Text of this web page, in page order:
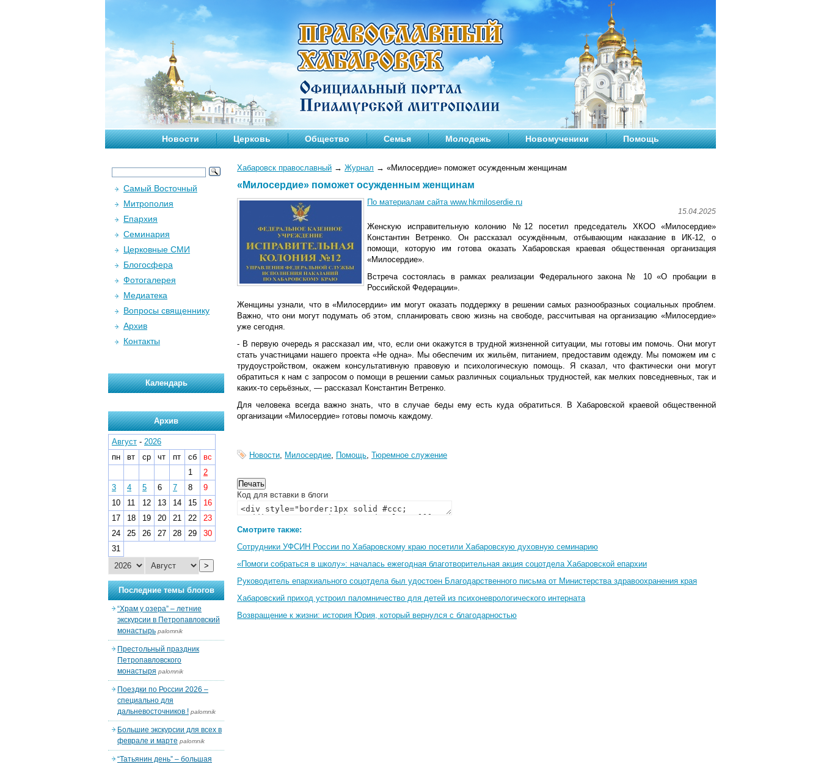
Новости Церковь Общество Семья Молодежь Новомученики Помощь
Хабаровск православный → Журнал → «Милосердие» поможет осужденным женщинам
«Милосердие» поможет осужденным женщинам
По материалам сайта www.hkmiloserdie.ru
15.04.2025
Женскую исправительную колонию №12 посетил председатель ХКОО «Милосердие»
Константин Ветренко. Он рассказал осуждённым, отбывающим наказание в ИК-12, о
помощи, которую им готова оказать Хабаровская краевая общественная организация
«Милосердие».
Встреча состоялась в рамках реализации Федерального закона № 10 «О пробации в
Российской Федерации».
Женщины узнали, что в «Милосердии» им могут оказать поддержку в решении самых разнообразных социальных проблем.
Важно, что они могут подумать об этом, спланировать свою жизнь на свободе, рассчитывая на организацию «Милосердие»
уже сегодня.
- В первую очередь я рассказал им, что, если они окажутся в трудной жизненной ситуации, мы готовы им помочь. Они могут
стать участницами нашего проекта «Не одна». Мы обеспечим их жильём, питанием, предоставим одежду. Мы поможем им с
трудоустройством, окажем консультативную правовую и психологическую помощь. Я сказал, что фактически они могут
обратиться к нам с запросом о помощи в решении самых различных социальных трудностей, как мелких повседневных, так и
каких-то серьёзных, — рассказал Константин Ветренко.
Для человека всегда важно знать, что в случае беды ему есть куда обратиться. В Хабаровской краевой общественной
организации «Милосердие» готовы помочь каждому.
Новости, Милосердие, Помощь, Тюремное служение
Код для вставки в блоги
Смотрите также:
Сотрудники УФСИН России по Хабаровскому краю посетили Хабаровскую духовную семинарию
«Помоги собраться в школу»: началась ежегодная благотворительная акция соцотдела Хабаровской епархии
Руководитель епархиального соцотдела был удостоен Благодарственного письма от Министерства здравоохранения края
Хабаровский приход устроил паломничество для детей из психоневрологического интерната
Возвращение к жизни: история Юрия, который вернулся с благодарностью
Самый Восточный
Митрополия
Епархия
Семинария
Церковные СМИ
Блогосфера
Фотогалерея
Медиатека
Вопросы священнику
Архив
Контакты
Календарь
Архив
Август - 2026
пн
вт ср чт пт сб
вс
1
2
3
4 5 6 7 8
9
10
11 12 13 14 15
16
17
18 19 20 21 22
23
24
25 26 27 28 29
30
31
>
Последние темы блогов
“Храм у озера” – летние
экскурсии в Петропавловский
монастырь palomnik
Престольный праздник
Петропавловского
монастыря palomnik
Поездки по России 2026 –
специально для
дальневосточников ! palomnik
Большие экскурсии для всех в
феврале и марте palomnik
“Татьянин день” – большая